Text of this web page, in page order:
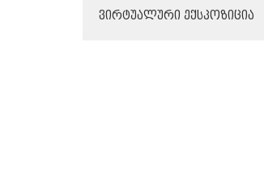
ᲕᲘᲠᲢᲣᲐᲚᲣᲠᲘ ᲔᲥᲡᲞᲝᲖᲘᲪᲘᲐ